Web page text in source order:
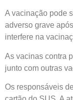
A vacinação pode
adverso grave
interfere na
As vacinas contra
junto com outras
Os responsáveis